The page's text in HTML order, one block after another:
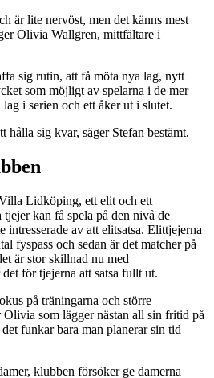
är lite nervöst, men det känns mest
Olivia Wallgren, mittfältare i
sig rutin, att få möta nya lag, nytt
som möjligt av spelarna i de mer
i serien och ett åker ut i slutet.
hålla sig kvar, säger Stefan bestämt.
Lidköping, ett elit och ett
kan få spela på den nivå de
intresserade av att elitsatsa. Elittjejerna
fyspass och sedan är det matcher på
är stor skillnad nu med
för tjejerna att satsa fullt ut.
på träningarna och större
som lägger nästan all sin fritid på
funkar bara man planerar sin tid
klubben försöker ge damerna